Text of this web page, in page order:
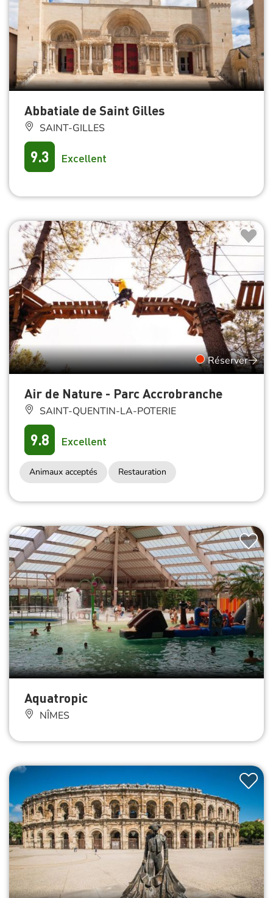
Abbatiale de Saint Gilles
SAINT-GILLES
9.3 Excellent
Réserver
Air de Nature - Parc Accrobranche
SAINT-QUENTIN-LA-POTERIE
9.8 Excellent
Animaux acceptés Restauration
Aquatropic
NÎMES